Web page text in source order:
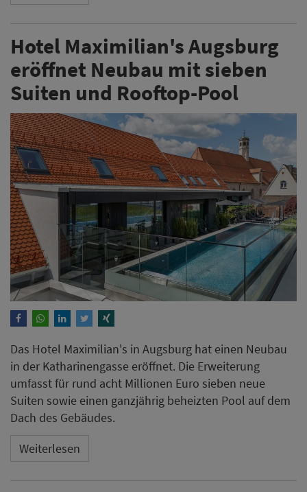
Hotel Maximilian's Augsburg
eröffnet Neubau mit sieben
Suiten und Rooftop-Pool
Das Hotel Maximilian's in Augsburg hat einen Neubau
in der Katharinengasse eröffnet. Die Erweiterung
umfasst für rund acht Millionen Euro sieben neue
Suiten sowie einen ganzjährig beheizten Pool auf dem
Dach des Gebäudes.
Weiterlesen